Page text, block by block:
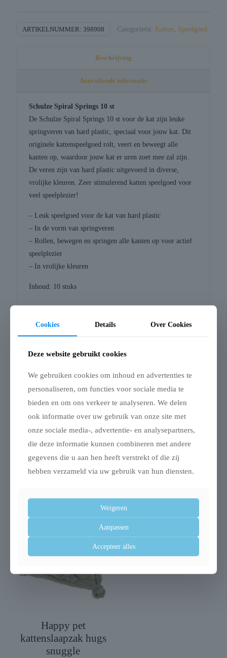
ARTIKELNUMMER: 398908 Categorieën: Katten, Speelgoed
Beschrijving
Aanvullende informatie
Schulze Spiral Springs 10 st
De Schulze Spiral Springs 10 st voor de kat zijn leuke
springveren van hard plastic, speciaal voor jouw kat. Dit
originele kattenspeelgoed rolt, veert en beweegt alle
kanten op, waardoor jouw kat er uren zoet mee zal zijn.
De veren zijn van hard plastic uitgevoerd in diverse,
vrolijke kleuren. Zeer stimulerend katten speelgoed voor
veel speelplezier!
– Leuk speelgoed voor de kat van hard plastic
– In de vorm van springveren
– Rollen, bewegen en springen alle kanten op voor actief
speelplezier
– In vrolijke kleuren
Inhoud: 10 stuks
Trixie kattenmand
iglo anton grijs
Uitverkocht
Trixie kattenmand
huis wit
Happy pet
kattenslaapzak hugs
snuggle
Cookies Details Over Cookies
Deze website gebruikt cookies
We gebruiken cookies om inhoud en advertenties te
personaliseren, om functies voor sociale media te
bieden en om ons verkeer te analyseren. We delen
ook informatie over uw gebruik van onze site met
onze sociale media-, advertentie- en analysepartners,
die deze informatie kunnen combineren met andere
gegevens die u aan hen heeft verstrekt of die zij
hebben verzameld via uw gebruik van hun diensten.
Weigeren
Aanpassen
Accepteer alles